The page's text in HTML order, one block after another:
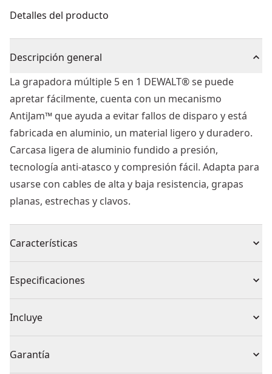
Detalles del producto
Descripción general
La grapadora múltiple 5 en 1 DEWALT® se puede
apretar fácilmente, cuenta con un mecanismo
AntiJam™ que ayuda a evitar fallos de disparo y está
fabricada en aluminio, un material ligero y duradero.
Carcasa ligera de aluminio fundido a presión,
tecnología anti-atasco y compresión fácil. Adapta para
usarse con cables de alta y baja resistencia, grapas
planas, estrechas y clavos.
Características
esfuerzo
durabilidad
Carril anti-atasco. Disparos siempre correctos
Utiliza grapas tipo A: 6-14mm; tipo H: 6-14mm; tipo G:
Especificaciones
Tipo de producto Grapadora de Palanca
Fuente de energía Sin Alimentación
Incluye
Garantía